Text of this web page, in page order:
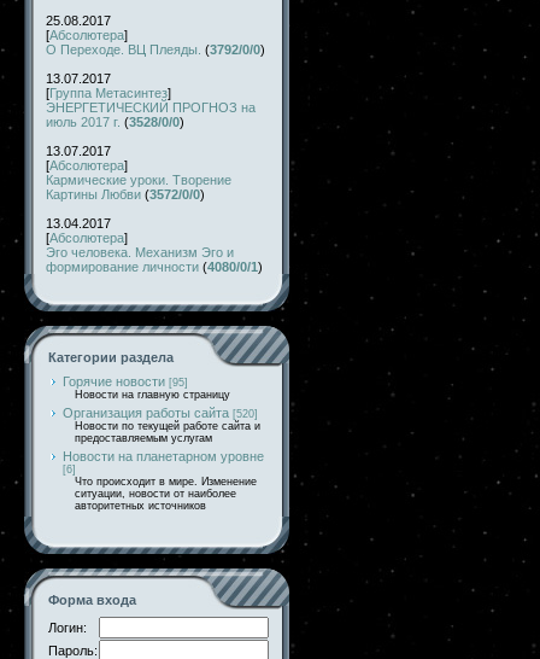
25.08.2017
[Абсолютера]
О Переходе. ВЦ Плеяды. (3792/0/0)
13.07.2017
[Группа Метасинтез]
ЭНЕРГЕТИЧЕСКИЙ ПРОГНОЗ на
июль 2017 г. (3528/0/0)
13.07.2017
[Абсолютера]
Кармические уроки. Творение
Картины Любви (3572/0/0)
13.04.2017
[Абсолютера]
Эго человека. Механизм Эго и
формирование личности (4080/0/1)
Категории раздела
Горячие новости [95]
Новости на главную страницу
Организация работы сайта [520]
Новости по текущей работе сайта и
предоставляемым услугам
Новости на планетарном уровне
[6]
Что происходит в мире. Изменение
ситуации, новости от наиболее
авторитетных источников
Форма входа
Логин:
Пароль: